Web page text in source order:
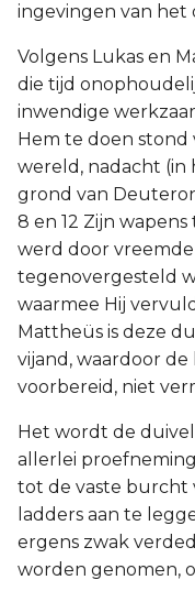
ingevingen van het
Volgens Lukas en
die tijd
inwendige
Hem te doen stond
wereld, nadacht (in
grond van
8 en 12 Zijn
werd door
tegenovergesteld
waarmee Hij
Mattheüs is deze
vijand, waardoor
voorbereid, niet
Het wordt de
allerlei
tot de vaste burcht
ladders aan te
ergens zwak
worden genomen,